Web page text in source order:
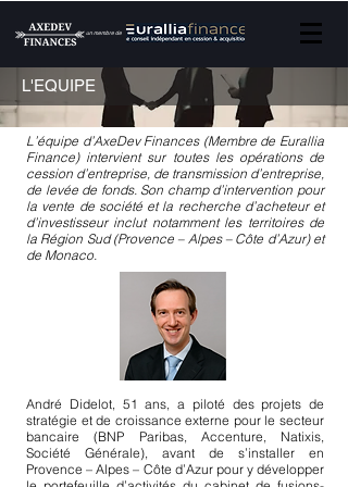
un membre de
L'EQUIPE
L’équipe d’AxeDev Finances (Membre de Eurallia
Finance) intervient sur toutes les opérations de
cession d’entreprise, de transmission d’entreprise,
de levée de fonds. Son champ d’intervention pour
la vente de société et la recherche d’acheteur et
d’investisseur inclut notamment les territoires de
la Région Sud (Provence – Alpes – Côte d’Azur) et
de Monaco.
André Didelot, 51 ans, a piloté des projets de
stratégie et de croissance externe pour le secteur
bancaire (BNP Paribas, Accenture, Natixis,
Société Générale), avant de s’installer en
Provence – Alpes – Côte d’Azur pour y développer